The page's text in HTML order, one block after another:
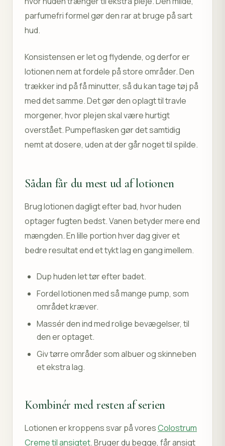
parfumefri formel gør den rar at bruge på sart
hud.
Konsistensen er let og flydende, og derfor er
lotionen nem at fordele på store områder. Den
trækker ind på få minutter, så du kan tage tøj på
med det samme. Det gør den oplagt til travle
morgener, hvor plejen skal være hurtigt
overstået. Pumpeflasken gør det samtidig
nemt at dosere, uden at der går noget til spilde.
Sådan får du mest ud af lotionen
Brug lotionen dagligt efter bad, hvor huden
optager fugten bedst. Vanen betyder mere end
mængden. En lille portion hver dag giver et
bedre resultat end et tykt lag en gang imellem.
Dup huden let tør efter badet.
Fordel lotionen med så mange pump, som
området kræver.
Massér den ind med rolige bevægelser, til
den er optaget.
Giv tørre områder som albuer og skinneben
et ekstra lag.
Kombinér med resten af serien
Lotionen er kroppens svar på voresColostrum
Creme til ansigtet. Bruger du begge, får ansigt